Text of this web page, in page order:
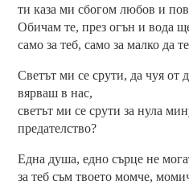
ти каза ми сбогом любов и
Обичам те, през огън и вода
само за теб, само за малко да
Светът ми се срути, да чуя от
вярваш в нас,
светът ми се срути за нула
предателство?
Една душа, едно сърце не
за теб съм твоето момче,